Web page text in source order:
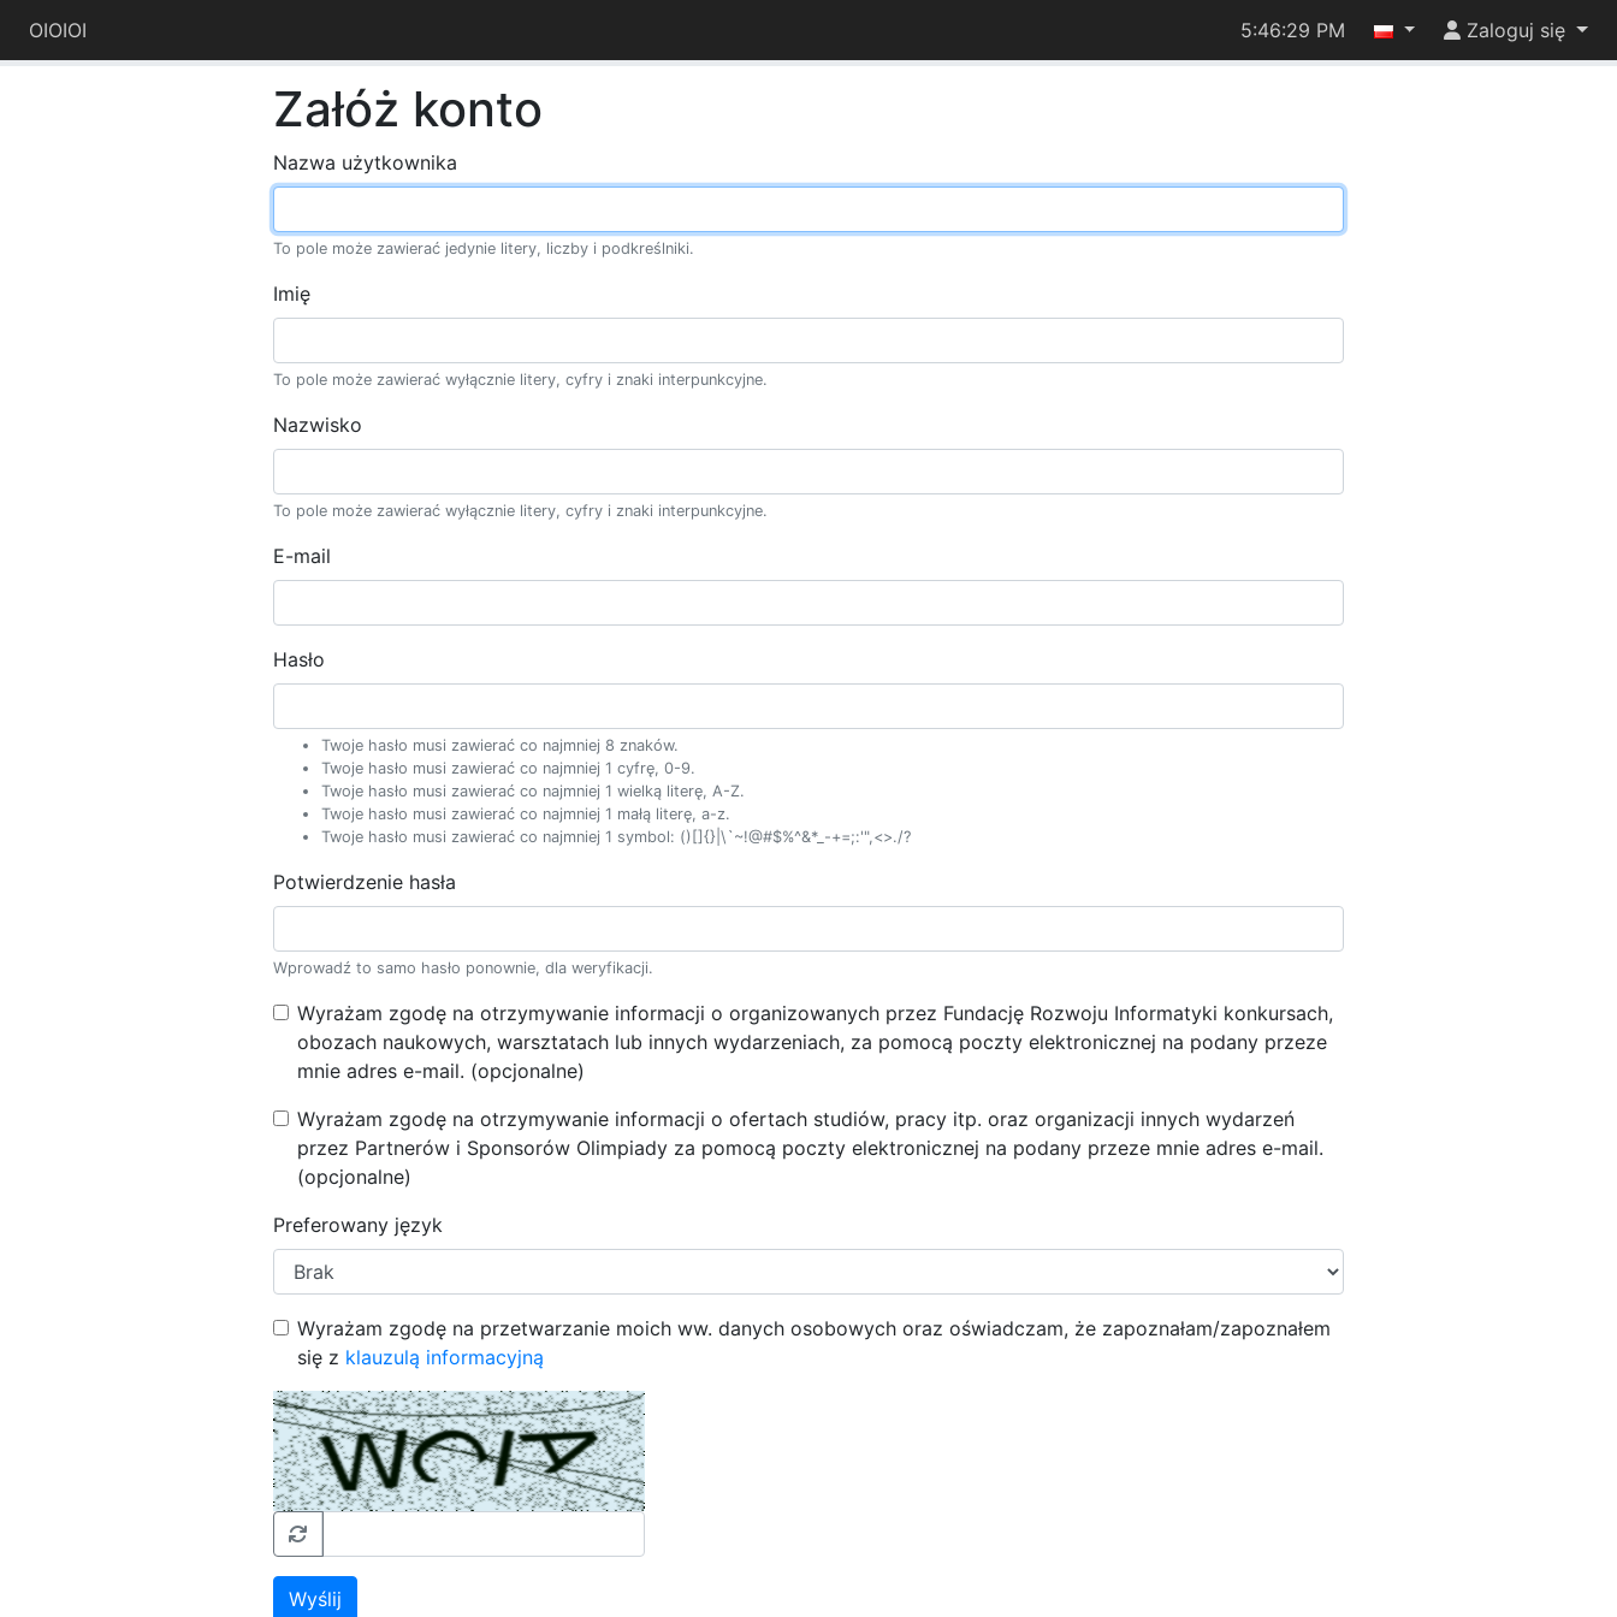
OIOIOI 5:46:29 PM Zaloguj się
Załóż konto
Nazwa użytkownika
To pole może zawierać jedynie litery, liczby i podkreślniki.
Imię
To pole może zawierać wyłącznie litery, cyfry i znaki interpunkcyjne.
Nazwisko
To pole może zawierać wyłącznie litery, cyfry i znaki interpunkcyjne.
E-mail
Hasło
Twoje hasło musi zawierać co najmniej 8 znaków.
Twoje hasło musi zawierać co najmniej 1 cyfrę, 0-9.
Twoje hasło musi zawierać co najmniej 1 wielką literę, A-Z.
Twoje hasło musi zawierać co najmniej 1 małą literę, a-z.
Twoje hasło musi zawierać co najmniej 1 symbol: ()[]{}|\`~!@#$%^&*_-+=;:'",<>./?
Potwierdzenie hasła
Wprowadź to samo hasło ponownie, dla weryfikacji.
Wyrażam zgodę na otrzymywanie informacji o organizowanych przez Fundację Rozwoju Informatyki konkursach,
obozach naukowych, warsztatach lub innych wydarzeniach, za pomocą poczty elektronicznej na podany przeze
mnie adres e-mail. (opcjonalne)
Wyrażam zgodę na otrzymywanie informacji o ofertach studiów, pracy itp. oraz organizacji innych wydarzeń
przez Partnerów i Sponsorów Olimpiady za pomocą poczty elektronicznej na podany przeze mnie adres e-mail.
(opcjonalne)
Preferowany język
Wyrażam zgodę na przetwarzanie moich ww. danych osobowych oraz oświadczam, że zapoznałam/zapoznałem
się z klauzulą informacyjną
Wyślij